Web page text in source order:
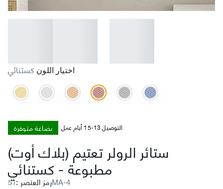
اختيار اللون كستنائي
بضاعة متوفرة التوصيل 13-15 أيام عمل
ستائر الرولر تعتيم (بلاك أوت)
مطبوعة-كستنائي
رمز العنصر : 51MA-4